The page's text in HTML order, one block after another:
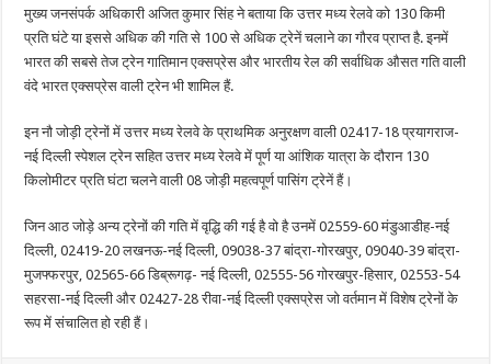
चलने
पहली
ट्रेन
मुख्य जनसंपर्क अधिकारी अजित कुमार सिंह ने बताया कि उत्तर मध्य रेलवे को 130 किमी
प्रति घंटे या इससे अधिक की गति से 100 से अधिक ट्रेनें चलाने का गौरव प्राप्त है. इनमें
भारत की सबसे तेज ट्रेन गातिमान एक्सप्रेस और भारतीय रेल की सर्वाधिक औसत गति वाली
वंदे भारत एक्सप्रेस वाली ट्रेन भी शामिल हैं.
इन नौ जोड़ी ट्रेनों में उत्तर मध्य रेलवे के प्राथमिक अनुरक्षण वाली 02417-18 प्रयागराज-
नई दिल्ली स्पेशल ट्रेन सहित उत्तर मध्य रेलवे में पूर्ण या आंशिक यात्रा के दौरान 130
किलोमीटर प्रति घंटा चलने वाली 08 जोड़ी महत्वपूर्ण पासिंग ट्रेनें हैं।
जिन आठ जोड़े अन्य ट्रेनों की गति में वृद्धि की गई है वो है उनमें 02559-60 मंडुआडीह-नई
दिल्ली, 02419-20 लखनऊ-नई दिल्ली, 09038-37 बांद्रा-गोरखपुर, 09040-39 बांद्रा-
मुजफ्फरपुर, 02565-66 डिब्रूगढ़- नई दिल्ली, 02555-56 गोरखपुर-हिसार, 02553-54
सहरसा-नई दिल्ली और 02427-28 रीवा-नई दिल्ली एक्सप्रेस जो वर्तमान में विशेष ट्रेनों के
रूप में संचालित हो रही हैं।